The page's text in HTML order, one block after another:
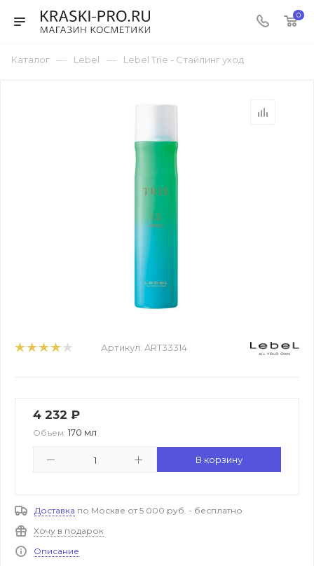
0
Каталог — Lebel — Lebel Trie - Стайлинг уход
Артикул: ART33314
4 232 ₽
Объем: 170 мл
В корзину
Доставка по Москве от 5 000 руб. - бесплатно
Хочу в подарок
Описание